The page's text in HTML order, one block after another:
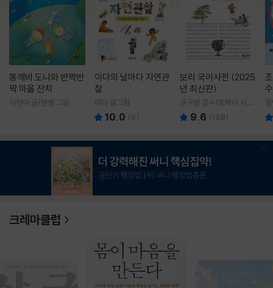
똥깨비 도니와 반짝반
짝 마을 잔치
이현아 글/핸짱 그림
이다의 날마다 자연관
찰
이다 글그림
10.0 (9)
보리 국어사전 (2025
년 최신판)
윤구병 감수/토박이 사전
편찬실 편
9.6 (158)
크레마클럽